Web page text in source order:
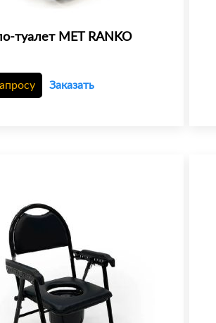
туалет MET RANKO
Заказать